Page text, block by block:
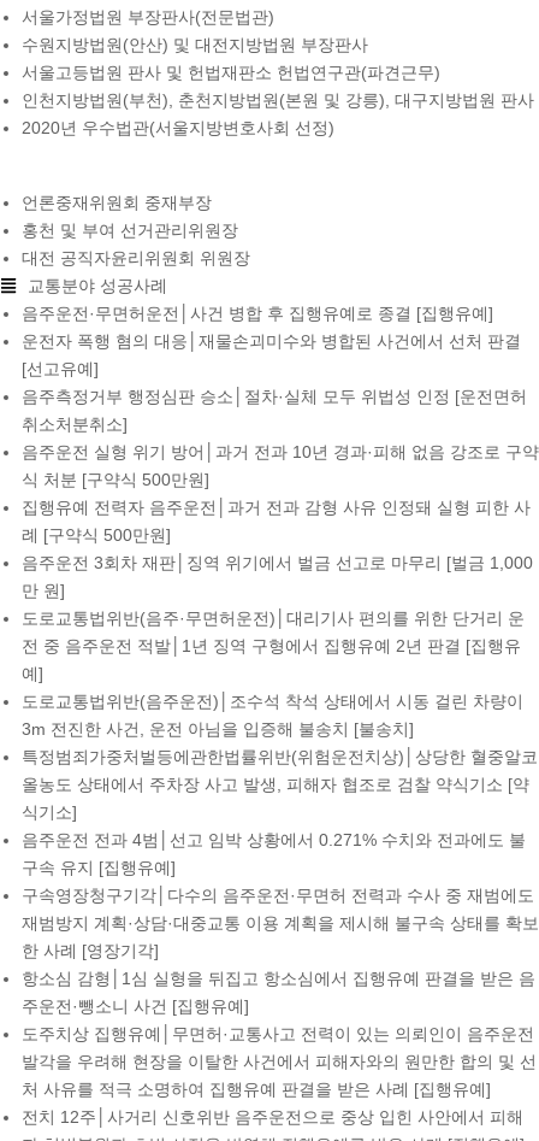
서울가정법원 부장판사(전문법관)
수원지방법원(안산) 및 대전지방법원 부장판사
서울고등법원 판사 및 헌법재판소 헌법연구관(파견근무)
인천지방법원(부천), 춘천지방법원(본원 및 강릉), 대구지방법원 판사
2020년 우수법관(서울지방변호사회 선정)
언론중재위원회 중재부장
홍천 및 부여 선거관리위원장
대전 공직자윤리위원회 위원장
교통분야 성공사례
음주운전·무면허운전│사건 병합 후 집행유예로 종결 [집행유예]
운전자 폭행 혐의 대응│재물손괴미수와 병합된 사건에서 선처 판결
[선고유예]
음주측정거부 행정심판 승소│절차·실체 모두 위법성 인정 [운전면허
취소처분취소]
음주운전 실형 위기 방어│과거 전과 10년 경과·피해 없음 강조로 구약
식 처분 [구약식 500만원]
집행유예 전력자 음주운전│과거 전과 감형 사유 인정돼 실형 피한 사
례 [구약식 500만원]
음주운전 3회차 재판│징역 위기에서 벌금 선고로 마무리 [벌금 1,000
만 원]
도로교통법위반(음주·무면허운전)│대리기사 편의를 위한 단거리 운
전 중 음주운전 적발│1년 징역 구형에서 집행유예 2년 판결 [집행유
예]
도로교통법위반(음주운전)│조수석 착석 상태에서 시동 걸린 차량이
3m 전진한 사건, 운전 아님을 입증해 불송치 [불송치]
특정범죄가중처벌등에관한법률위반(위험운전치상)│상당한 혈중알코
올농도 상태에서 주차장 사고 발생, 피해자 협조로 검찰 약식기소 [약
식기소]
음주운전 전과 4범│선고 임박 상황에서 0.271% 수치와 전과에도 불
구속 유지 [집행유예]
구속영장청구기각│다수의 음주운전·무면허 전력과 수사 중 재범에도
재범방지 계획·상담·대중교통 이용 계획을 제시해 불구속 상태를 확보
한 사례 [영장기각]
항소심 감형│1심 실형을 뒤집고 항소심에서 집행유예 판결을 받은 음
주운전·뺑소니 사건 [집행유예]
도주치상 집행유예│무면허·교통사고 전력이 있는 의뢰인이 음주운전
발각을 우려해 현장을 이탈한 사건에서 피해자와의 원만한 합의 및 선
처 사유를 적극 소명하여 집행유예 판결을 받은 사례 [집행유예]
전치 12주│사거리 신호위반 음주운전으로 중상 입힌 사안에서 피해